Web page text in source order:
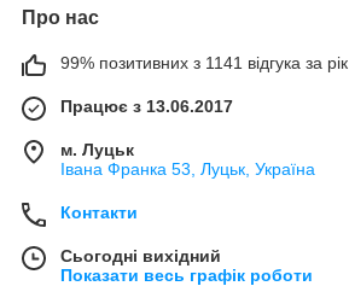
Про нас
99% позитивних з 1141 відгука за рік
Працює з 13.06.2017
м. Луцьк
Івана Франка 53, Луцьк, Україна
Контакти
Сьогодні вихідний
Показати весь графік роботи